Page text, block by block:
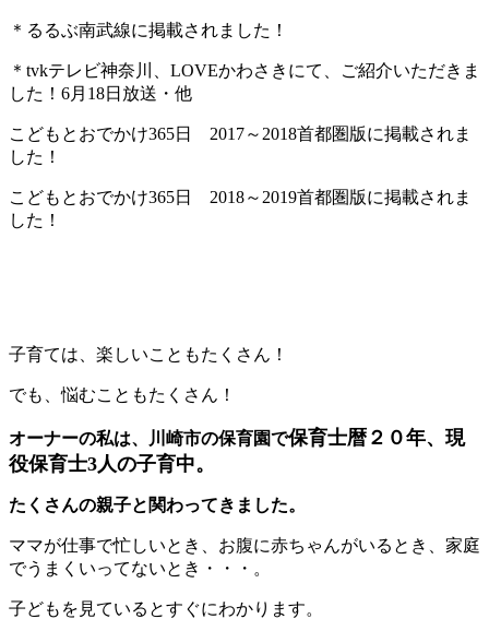
＊るるぶ南武線に掲載されました！
＊tvkテレビ神奈川、LOVEかわさきにて、ご紹介いただきま
した！6月18日放送・他
こどもとおでかけ365日 2017～2018首都圏版に掲載されま
した！
こどもとおでかけ365日 2018～2019首都圏版に掲載されま
した！
子育ては、楽しいこともたくさん！
でも、悩むこともたくさん！
オーナーの私は、川崎市の保育園で保育士暦２０年、現
役保育士3人の子育中。
たくさんの親子と関わってきました。
ママが仕事で忙しいとき、お腹に赤ちゃんがいるとき、家庭
でうまくいってないとき・・・。
子どもを見ているとすぐにわかります。